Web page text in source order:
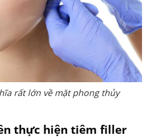
rất lớn về mặt phong thủy
thực hiện tiêm filler